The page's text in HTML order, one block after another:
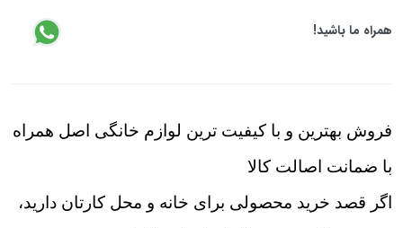
همراه ما باشید!
فروش بهترین و با کیفیت ترین لوازم خانگی اصل همراه
با ضمانت اصالت کالا
اگر قصد خرید محصولی برای خانه و محل کارتان دارید،